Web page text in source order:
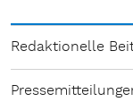
Redaktionelle